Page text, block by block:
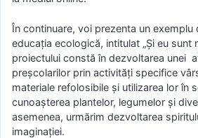
În continuare, voi prezenta un exemplu
educația ecologică, intitulat „Și eu sunt
proiectului constă în dezvoltarea unei
preșcolarilor prin activități specifice
materiale refolosibile și utilizarea lor în
cunoaşterea plantelor, legumelor şi
asemenea, urmărim dezvoltarea
imaginației.